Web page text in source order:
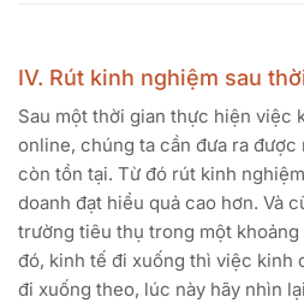
IV. Rút kinh nghiệm sau
Sau một thời gian thực hiện việc
online, chúng ta cần đưa ra được
còn tồn tại. Từ đó rút kinh
doanh đạt hiểu quả cao hơn. Và
trường tiêu thụ trong một
đó, kinh tế đi xuống thì việc kinh
đi xuống theo, lúc này hãy nhìn